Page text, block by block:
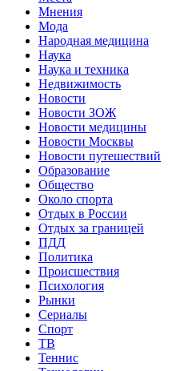
Мнения
Мода
Народная медицина
Наука
Наука и техника
Недвижимость
Новости
Новости ЗОЖ
Новости медицины
Новости Москвы
Новости путешествий
Образование
Общество
Около спорта
Отдых в России
Отдых за границей
ПДД
Политика
Происшествия
Психология
Рынки
Сериалы
Спорт
ТВ
Теннис